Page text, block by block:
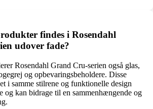
findes i Rosendahl
udover fade?
Rosendahl Grand Cru-serien også glas,
og opbevaringsbeholdere. Disse
i samme stilrene og funktionelle design
og kan bidrage til en sammenhængende og